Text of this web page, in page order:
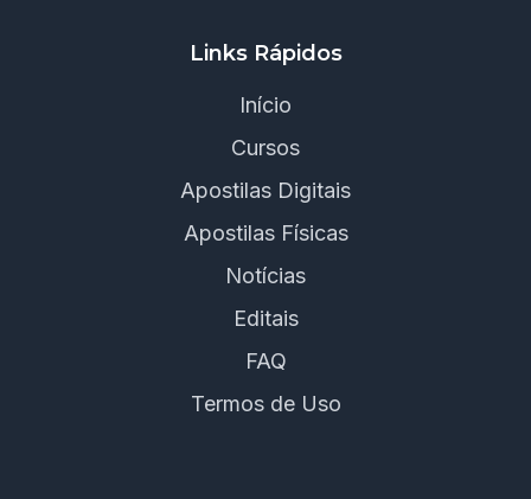
Links Rápidos
Início
Cursos
Apostilas Digitais
Apostilas Físicas
Notícias
Editais
FAQ
Termos de Uso